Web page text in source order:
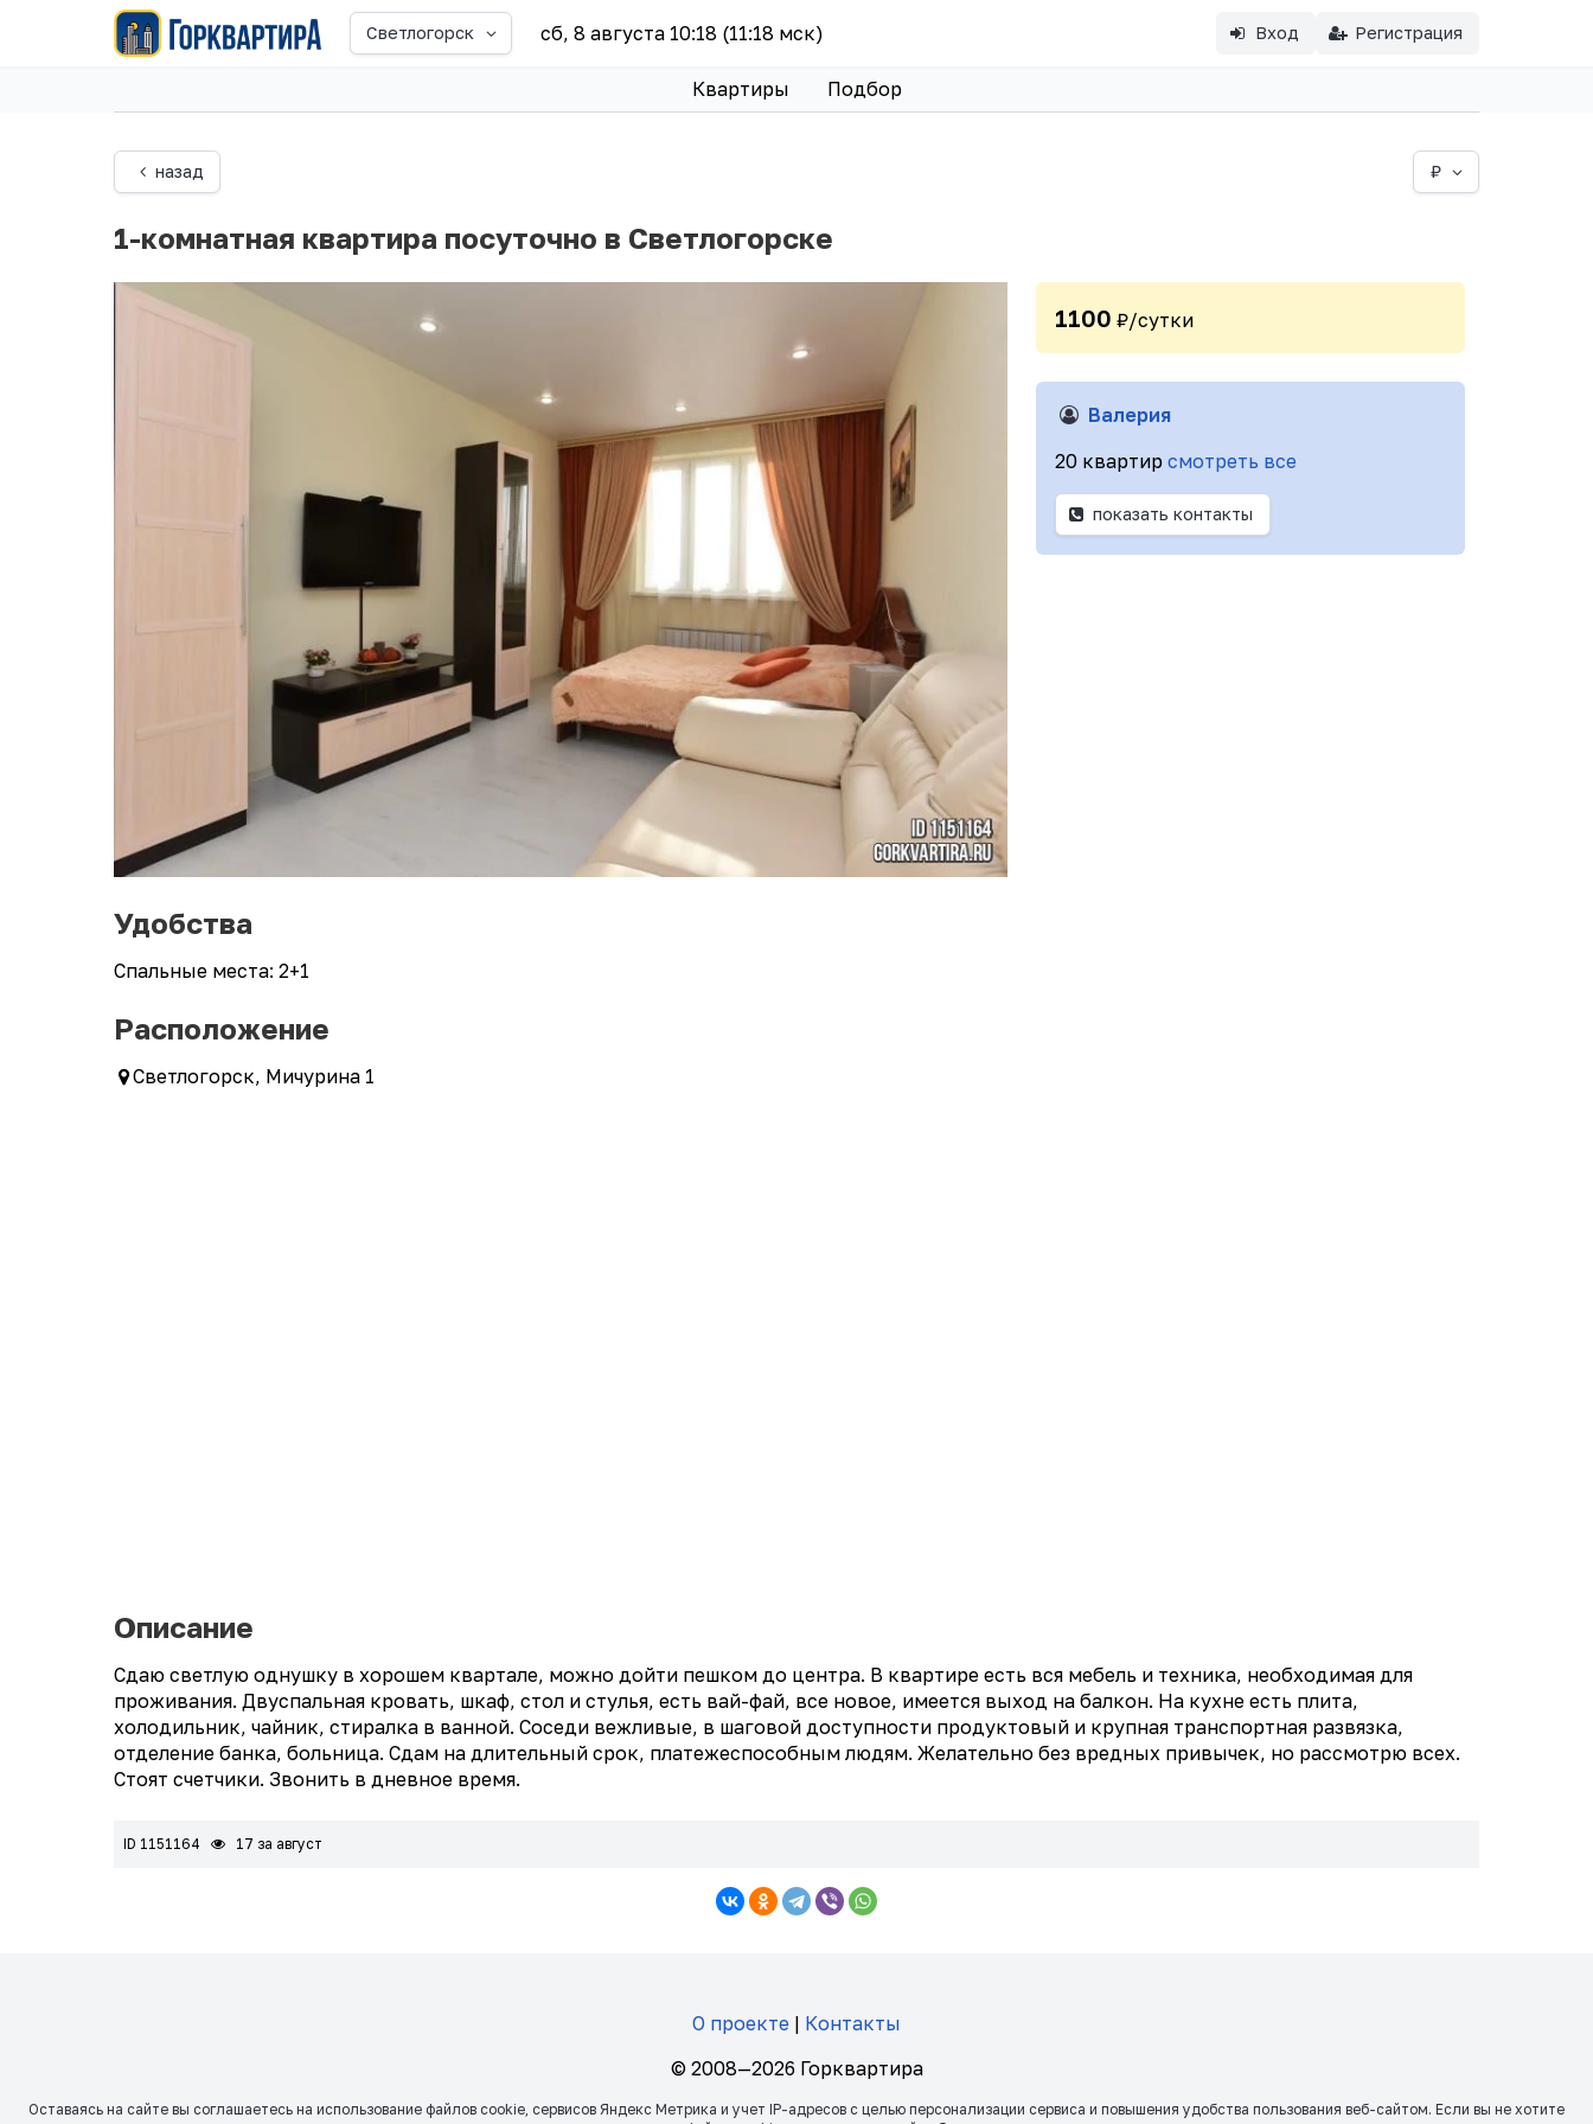
Светлогорск сб, 8 августа 10:18 (11:18 мск) Вход Регистрация
Квартиры Подбор
назад ₽
1-комнатная квартира посуточно в Светлогорске
1100 ₽/сутки
Валерия
20 квартир смотреть все
показать контакты
Удобства
Спальные места: 2+1
Расположение
Светлогорск, Мичурина 1
Описание
Сдаю светлую однушку в хорошем квартале, можно дойти пешком до центра. В квартире есть вся мебель и техника, необходимая для
проживания. Двуспальная кровать, шкаф, стол и стулья, есть вай-фай, все новое, имеется выход на балкон. На кухне есть плита,
холодильник, чайник, стиралка в ванной. Соседи вежливые, в шаговой доступности продуктовый и крупная транспортная развязка,
отделение банка, больница. Сдам на длительный срок, платежеспособным людям. Желательно без вредных привычек, но рассмотрю всех.
Стоят счетчики. Звонить в дневное время.
ID 1151164 17 за август
О проекте | Контакты
© 2008—2026 Горквартира
Оставаясь на сайте вы соглашаетесь на использование файлов сookie, сервисов Яндекс Метрика и учет IP-адресов с целью персонализации сервиса и повышения удобства пользования веб-сайтом. Если вы не хотите